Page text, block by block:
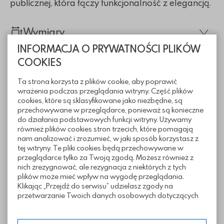
INFORMACJA O PRYWATNOŚCI PLIKÓW
COOKIES
Ta strona korzysta z plików cookie, aby poprawić
wrażenia podczas przeglądania witryny. Część plików
cookies, które są sklasyfikowane jako niezbędne, są
przechowywane w przeglądarce, ponieważ są konieczne
do działania podstawowych funkcji witryny. Używamy
również plików cookies stron trzecich, które pomagają
nam analizować i zrozumieć, w jaki sposób korzystasz z
tej witryny. Te pliki cookies będą przechowywane w
przeglądarce tylko za Twoją zgodą. Możesz również z
nich zrezygnować, ale rezygnacja z niektórych z tych
plików może mieć wpływ na wygodę przeglądania.
Klikając „Przejdź do serwisu” udzielasz zgody na
przetwarzanie Twoich danych osobowych dotyczących
publicznej, która łączy funkcjonalność z elegancją.
Wymiary